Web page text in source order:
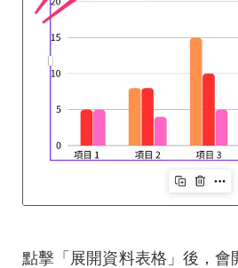
點擊「展開資料表格」後，會